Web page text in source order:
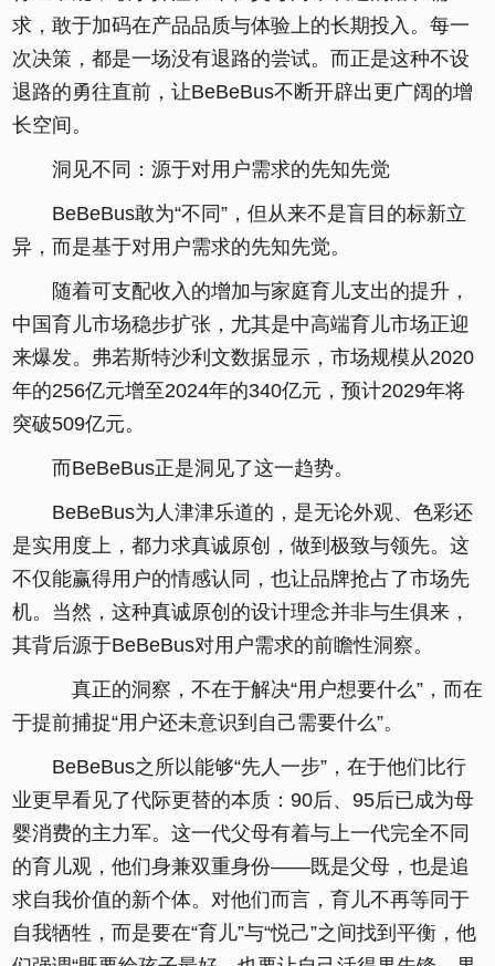
求，敢于加码在产品品质与体验上的长期投入。每一
次决策，都是一场没有退路的尝试。而正是这种不设
退路的勇往直前，让BeBeBus不断开辟出更广阔的增
长空间。
洞见不同：源于对用户需求的先知先觉
BeBeBus敢为“不同”，但从来不是盲目的标新立
异，而是基于对用户需求的先知先觉。
随着可支配收入的增加与家庭育儿支出的提升，
中国育儿市场稳步扩张，尤其是中高端育儿市场正迎
来爆发。弗若斯特沙利文数据显示，市场规模从2020
年的256亿元增至2024年的340亿元，预计2029年将
突破509亿元。
而BeBeBus正是洞见了这一趋势。
BeBeBus为人津津乐道的，是无论外观、色彩还
是实用度上，都力求真诚原创，做到极致与领先。这
不仅能赢得用户的情感认同，也让品牌抢占了市场先
机。当然，这种真诚原创的设计理念并非与生俱来，
其背后源于BeBeBus对用户需求的前瞻性洞察。
真正的洞察，不在于解决“用户想要什么”，而在
于提前捕捉“用户还未意识到自己需要什么”。
BeBeBus之所以能够“先人一步”，在于他们比行
业更早看见了代际更替的本质：90后、95后已成为母
婴消费的主力军。这一代父母有着与上一代完全不同
的育儿观，他们身兼双重身份——既是父母，也是追
求自我价值的新个体。对他们而言，育儿不再等同于
自我牺牲，而是要在“育儿”与“悦己”之间找到平衡，他